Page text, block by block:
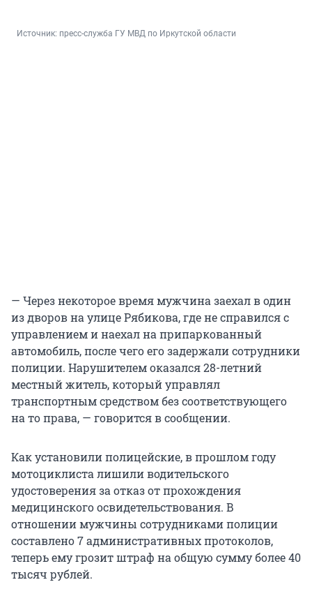
Источник: пресс-служба ГУ МВД по Иркутской области
— Через некоторое время мужчина заехал в один
из дворов на улице Рябикова, где не справился с
управлением и наехал на припаркованный
автомобиль, после чего его задержали сотрудники
полиции. Нарушителем оказался 28-летний
местный житель, который управлял
транспортным средством без соответствующего
на то права, — говорится в сообщении.
Как установили полицейские, в прошлом году
мотоциклиста лишили водительского
удостоверения за отказ от прохождения
медицинского освидетельствования. В
отношении мужчины сотрудниками полиции
составлено 7 административных протоколов,
теперь ему грозит штраф на общую сумму более 40
тысяч рублей.